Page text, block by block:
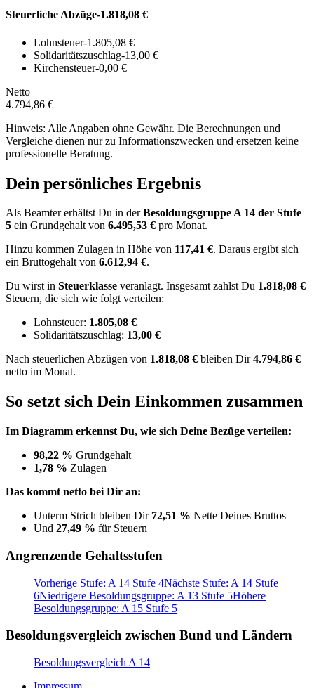
Steuerliche Abzüge-1.818,08 €
Lohnsteuer-1.805,08 €
Solidaritätszuschlag-13,00 €
Kirchensteuer-0,00 €
Netto
4.794,86 €
Hinweis: Alle Angaben ohne Gewähr. Die Berechnungen und
Vergleiche dienen nur zu Informationszwecken und ersetzen keine
professionelle Beratung.
Dein persönliches Ergebnis
Als Beamter erhältst Du in derBesoldungsgruppeA 14 der Stufe
5 ein Grundgehalt von 6.495,53 € pro Monat.
Hinzu kommen Zulagen in Höhe von 117,41 €. Daraus ergibt sich
ein Bruttogehalt von 6.612,94 €.
Du wirst in Steuerklasse veranlagt. Insgesamt zahlst Du 1.818,08 €
Steuern, die sich wie folgt verteilen:
Lohnsteuer: 1.805,08 €
Solidaritätszuschlag: 13,00 €
Nach steuerlichen Abzügen von 1.818,08 € bleiben Dir4.794,86 €
netto im Monat.
So setzt sich Dein Einkommen zusammen
Im Diagramm erkennst Du, wie sich Deine Bezüge verteilen:
98,22 % Grundgehalt
1,78 % Zulagen
Das kommt netto bei Dir an:
Unterm Strich bleiben Dir 72,51 % Nette Deines Bruttos
Und 27,49 % für Steuern
Angrenzende Gehaltsstufen
Vorherige Stufe: A 14 Stufe 4Nächste Stufe: A 14 Stufe
6Niedrigere Besoldungsgruppe: A 13 Stufe 5Höhere
Besoldungsgruppe: A 15 Stufe 5
Besoldungsvergleich zwischen Bund und Ländern
Besoldungsvergleich A 14